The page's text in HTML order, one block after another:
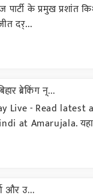
के प्रमुख प्रशांत
दर्...
ब्रेकिंग न्...
Live - Read latest
at Amarujala.
और उ...